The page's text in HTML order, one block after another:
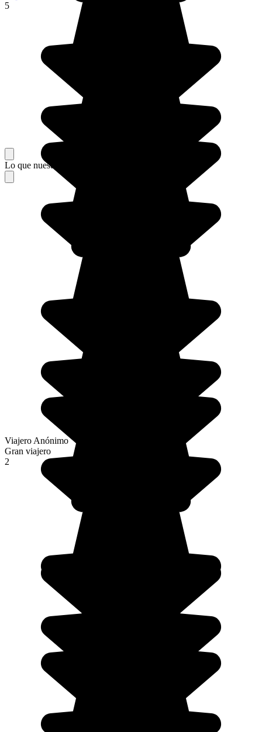
5
Lo que nuestros viajeros piensan de su estancia
Viajero Anónimo
Gran viajero
2